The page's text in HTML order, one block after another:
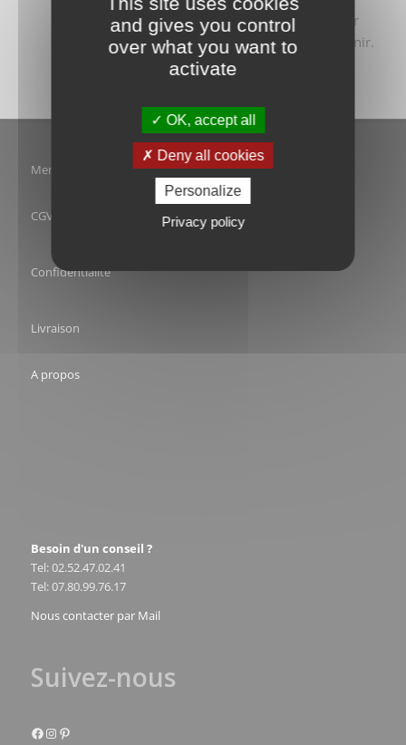
légèrement avec le temps, vous pouvez le nourrir
avec de la cire d’abeille, de l’huile de lin ou le vernir.
Mentions Légales
CGV
Confidentialité
Livraison
A propos
Besoin d'un conseil ?
Tel: 02.52.47.02.41
Tel: 07.80.99.76.17
Nous contacter par Mail
Suivez-nous
and gives you control
over what you want to
activate
OK, accept all
Deny all cookies
Personalize
Privacy policy